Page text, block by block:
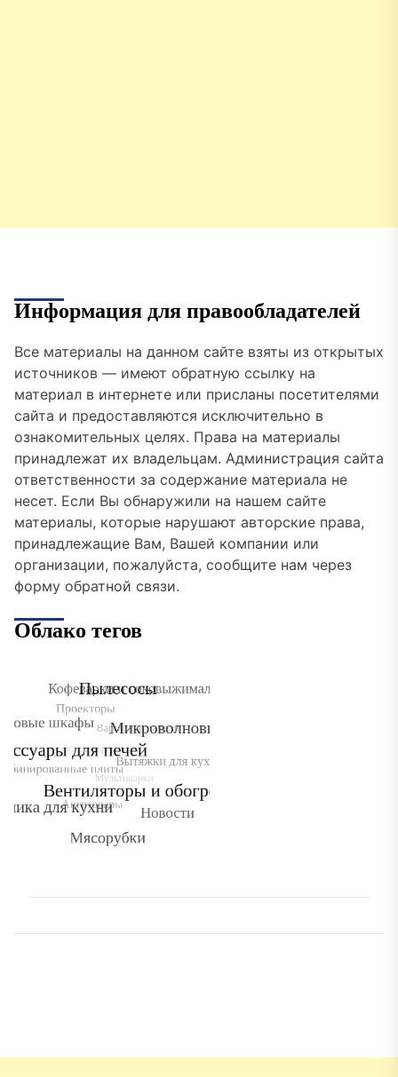
Информация для правообладателей
Все материалы на данном сайте взяты из открытых
источников — имеют обратную ссылку на
материал в интернете или присланы посетителями
сайта и предоставляются исключительно в
ознакомительных целях. Права на материалы
принадлежат их владельцам. Администрация сайта
ответственности за содержание материала не
несет. Если Вы обнаружили на нашем сайте
материалы, которые нарушают авторские права,
принадлежащие Вам, Вашей компании или
организации, пожалуйста, сообщите нам через
форму обратной связи.
Облако тегов